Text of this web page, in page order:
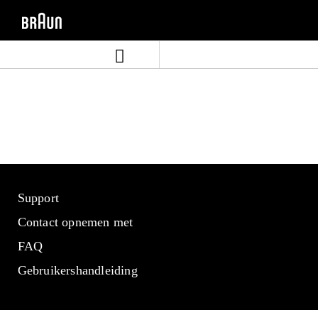
Support
Contact opnemen met
FAQ
Gebruikershandleiding